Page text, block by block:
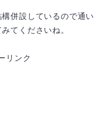
併設しているので通い
てくださいね。
リンク